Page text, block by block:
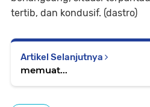
tertib, dan kondusif. (dastro)
Artikel Selanjutnya
memuat...